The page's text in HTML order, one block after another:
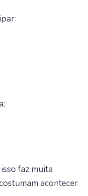
faz muita
acontecer